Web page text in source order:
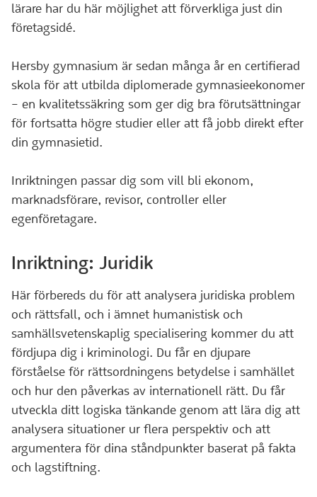
lärare har du här möjlighet att förverkliga just din
företagsidé.
Hersby gymnasium är sedan många år en certifierad
skola för att utbilda diplomerade gymnasieekonomer
– en kvalitetssäkring som ger dig bra förutsättningar
för fortsatta högre studier eller att få jobb direkt efter
din gymnasietid.
Inriktningen passar dig som vill bli ekonom,
marknadsförare, revisor, controller eller
egenföretagare.
Inriktning: Juridik
Här förbereds du för att analysera juridiska problem
och rättsfall, och i ämnet humanistisk och
samhällsvetenskaplig specialisering kommer du att
fördjupa dig i kriminologi. Du får en djupare
förståelse för rättsordningens betydelse i samhället
och hur den påverkas av internationell rätt. Du får
utveckla ditt logiska tänkande genom att lära dig att
analysera situationer ur flera perspektiv och att
argumentera för dina ståndpunkter baserat på fakta
och lagstiftning.